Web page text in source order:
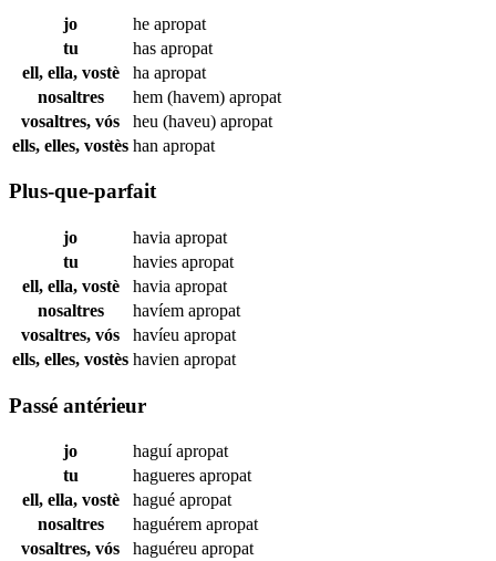
jo he apropat
tu
has apropat
ell, ella, vostè
ha apropat
nosaltres
hem (havem) apropat
vosaltres, vós
heu (haveu) apropat
ells, elles, vostès han apropat
Plus-que-parfait
jo havia apropat
tu
havies apropat
ell, ella, vostè
havia apropat
nosaltres
havíem apropat
vosaltres, vós
havíeu apropat
ells, elles, vostès havien apropat
Passé antérieur
jo haguíapropat
tu
hagueres apropat
ell, ella, vostè
hagué apropat
nosaltres
haguérem apropat
vosaltres, vós
haguéreu apropat